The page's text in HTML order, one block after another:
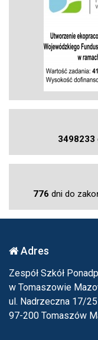
3498233
776 dni do
Adres
Zespół Szkół
w Tomaszowie
ul. Nadrzeczna 17/25
97-200 Tomaszów